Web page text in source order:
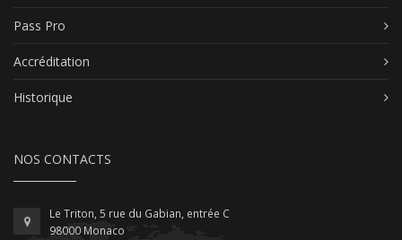
Pass Pro
Accréditation
Historique
NOS CONTACTS
Le Triton, 5 rue du Gabian, entrée C
98000 Monaco